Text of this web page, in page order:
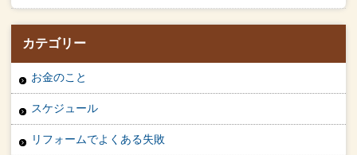
カテゴリー
お金のこと
スケジュール
リフォームでよくある失敗